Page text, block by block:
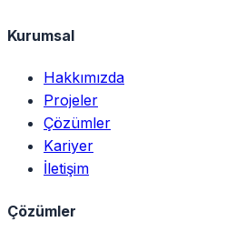
Kurumsal
Hakkımızda
Projeler
Çözümler
Kariyer
İletişim
Çözümler